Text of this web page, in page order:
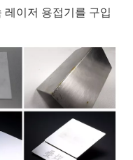
이저 용접기를 구입